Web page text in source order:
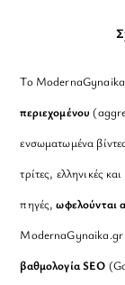
Το
περιεχομένου
ενσωματωμένα
τρίτες, ελληνικές
πηγές,ωφελούνται
ModernaGynaika.gr
βαθμολογία SEO